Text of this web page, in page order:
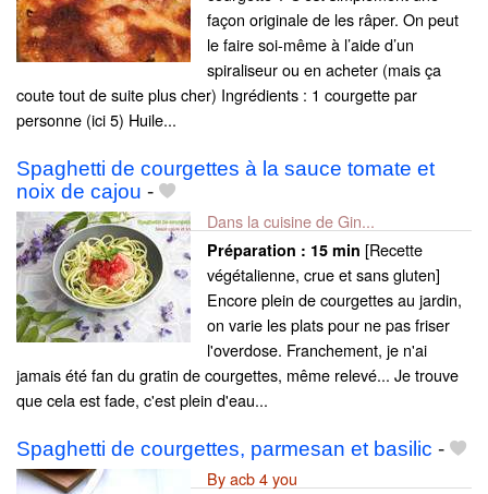
façon originale de les râper. On peut
le faire soi-même à l’aide d’un
spiraliseur ou en acheter (mais ça
coute tout de suite plus cher) Ingrédients : 1 courgette par
personne (ici 5) Huile...
Spaghetti de courgettes à la sauce tomate et
noix de cajou -
Dans la cuisine de Gin...
Préparation : 15 min [Recette
végétalienne, crue et sans gluten]
Encore plein de courgettes au jardin,
on varie les plats pour ne pas friser
l'overdose. Franchement, je n'ai
jamais été fan du gratin de courgettes, même relevé... Je trouve
que cela est fade, c'est plein d'eau...
Spaghetti de courgettes, parmesan et basilic -
By acb 4 you